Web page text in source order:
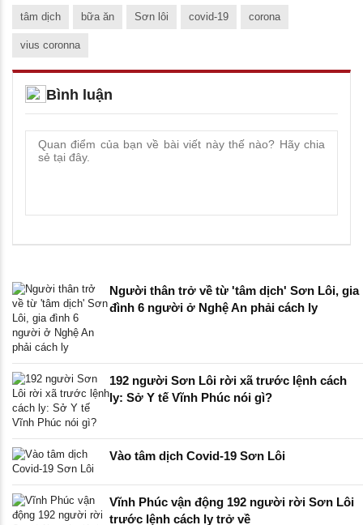
tâm dịch bữa ăn Sơn lôi covid-19 corona
vius coronna
Bình luận
Người thân trở về từ 'tâm dịch' Sơn Lôi, gia
đình 6 người ở Nghệ An phải cách ly
192 người Sơn Lôi rời xã trước lệnh cách
ly: Sở Y tế Vĩnh Phúc nói gì?
Vào tâm dịch Covid-19 Sơn Lôi
Vĩnh Phúc vận động 192 người rời Sơn Lôi
trước lệnh cách ly trở về